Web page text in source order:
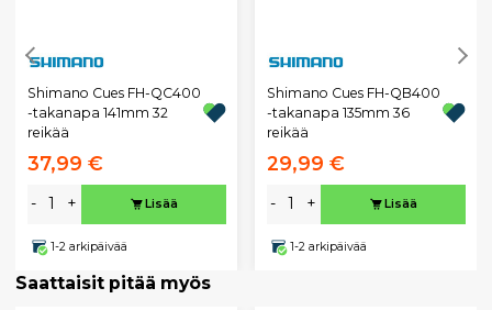
Shimano Cues FH-QC400
-takanapa 141mm 32
reikää
37,99 €
- + Lisää
1-2 arkipäivää
Shimano Cues FH-QB400
-takanapa 135mm 36
reikää
29,99 €
- + Lisää
1-2 arkipäivää
Saattaisit pitää myös